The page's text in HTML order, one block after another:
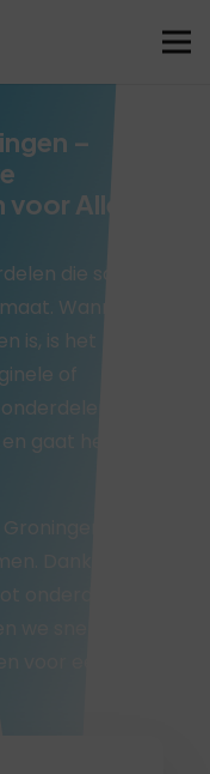
–
Alle
die samen
Wanneer
is, is het
of
Zo
gaat het
voor
Dankzij onze
onderdelen